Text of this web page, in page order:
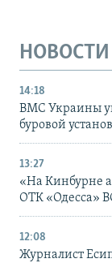
НОВОСТИ
14:18
ВМС Украины
буровой
13:27
«На Кинбурне
ОТК «Одесса»
12:08
Журналист